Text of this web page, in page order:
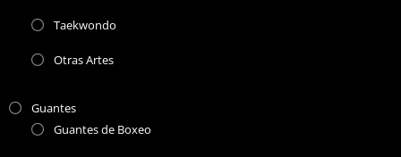
Taekwondo
Otras Artes
Guantes
Guantes de Boxeo